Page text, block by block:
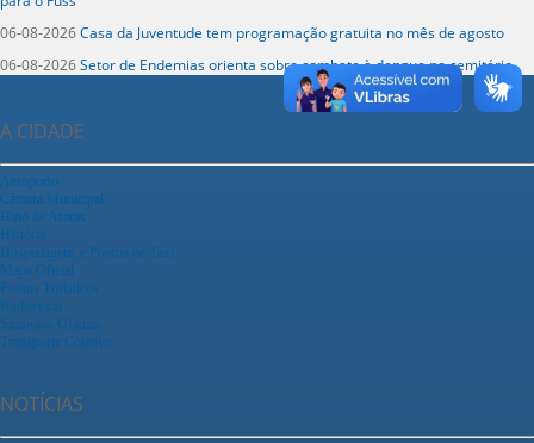
06-08-2026Casa da Juventude tem programação gratuita no mês de agosto
06-08-2026Setor de Endemias orienta sobre combate à dengue no cemitério
A CIDADE
Aeroporto
Câmara Municipal
Hino de Araras
História
Hospedagens e Pontos de Táxi
Mapa Oficial
Pontos Turísticos
Rodoviária
Símbolos Oficiais
Transporte Coletivo
NOTÍCIAS